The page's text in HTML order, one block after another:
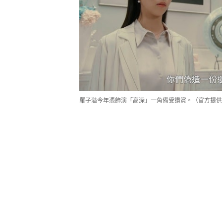
羅子溢今年憑飾演「高深」一角備受讚賞。（官方提